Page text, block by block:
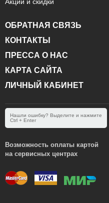
Акции и скидки
ОБРАТНАЯ СВЯЗЬ
КОНТАКТЫ
ПРЕССА О НАС
КАРТА САЙТА
ЛИЧНЫЙ КАБИНЕТ
Нашли ошибку? Выделите и нажмите
Ctrl + Enter
Возможность оплаты картой
на сервисных центрах